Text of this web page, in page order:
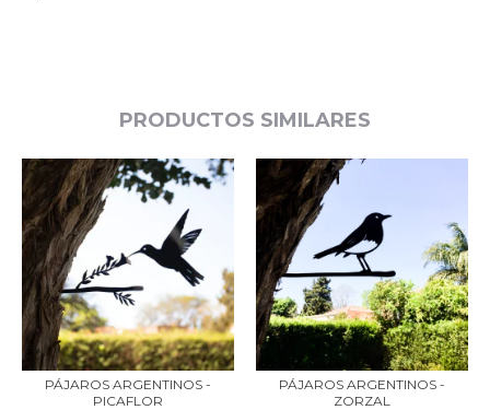
PRODUCTOS SIMILARES
PÁJAROS ARGENTINOS -
PICAFLOR
PÁJAROS ARGENTINOS -
ZORZAL